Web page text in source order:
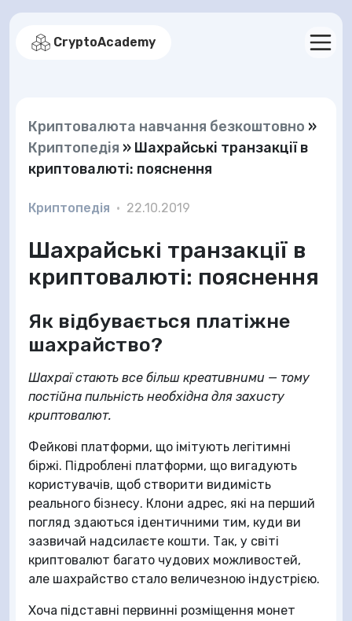
CryptoAcademy
Криптовалюта навчання безкоштовно »
Криптопедія » Шахрайські транзакції в
криптовалюті: пояснення
Криптопедія • 22.10.2019
Шахрайські транзакції в
криптовалюті: пояснення
Як відбувається платіжне
шахрайство?
Шахраї стають все більш креативними — тому
постійна пильність необхідна для захисту
криптовалют.
Фейкові платформи, що імітують легітимні
біржі. Підроблені платформи, що вигадують
користувачів, щоб створити видимість
реального бізнесу. Клони адрес, які на перший
погляд здаються ідентичними тим, куди ви
зазвичай надсилаєте кошти. Так, у світі
криптовалют багато чудових можливостей,
але шахрайство стало величезною індустрією.
Хоча підставні первинні розміщення монет